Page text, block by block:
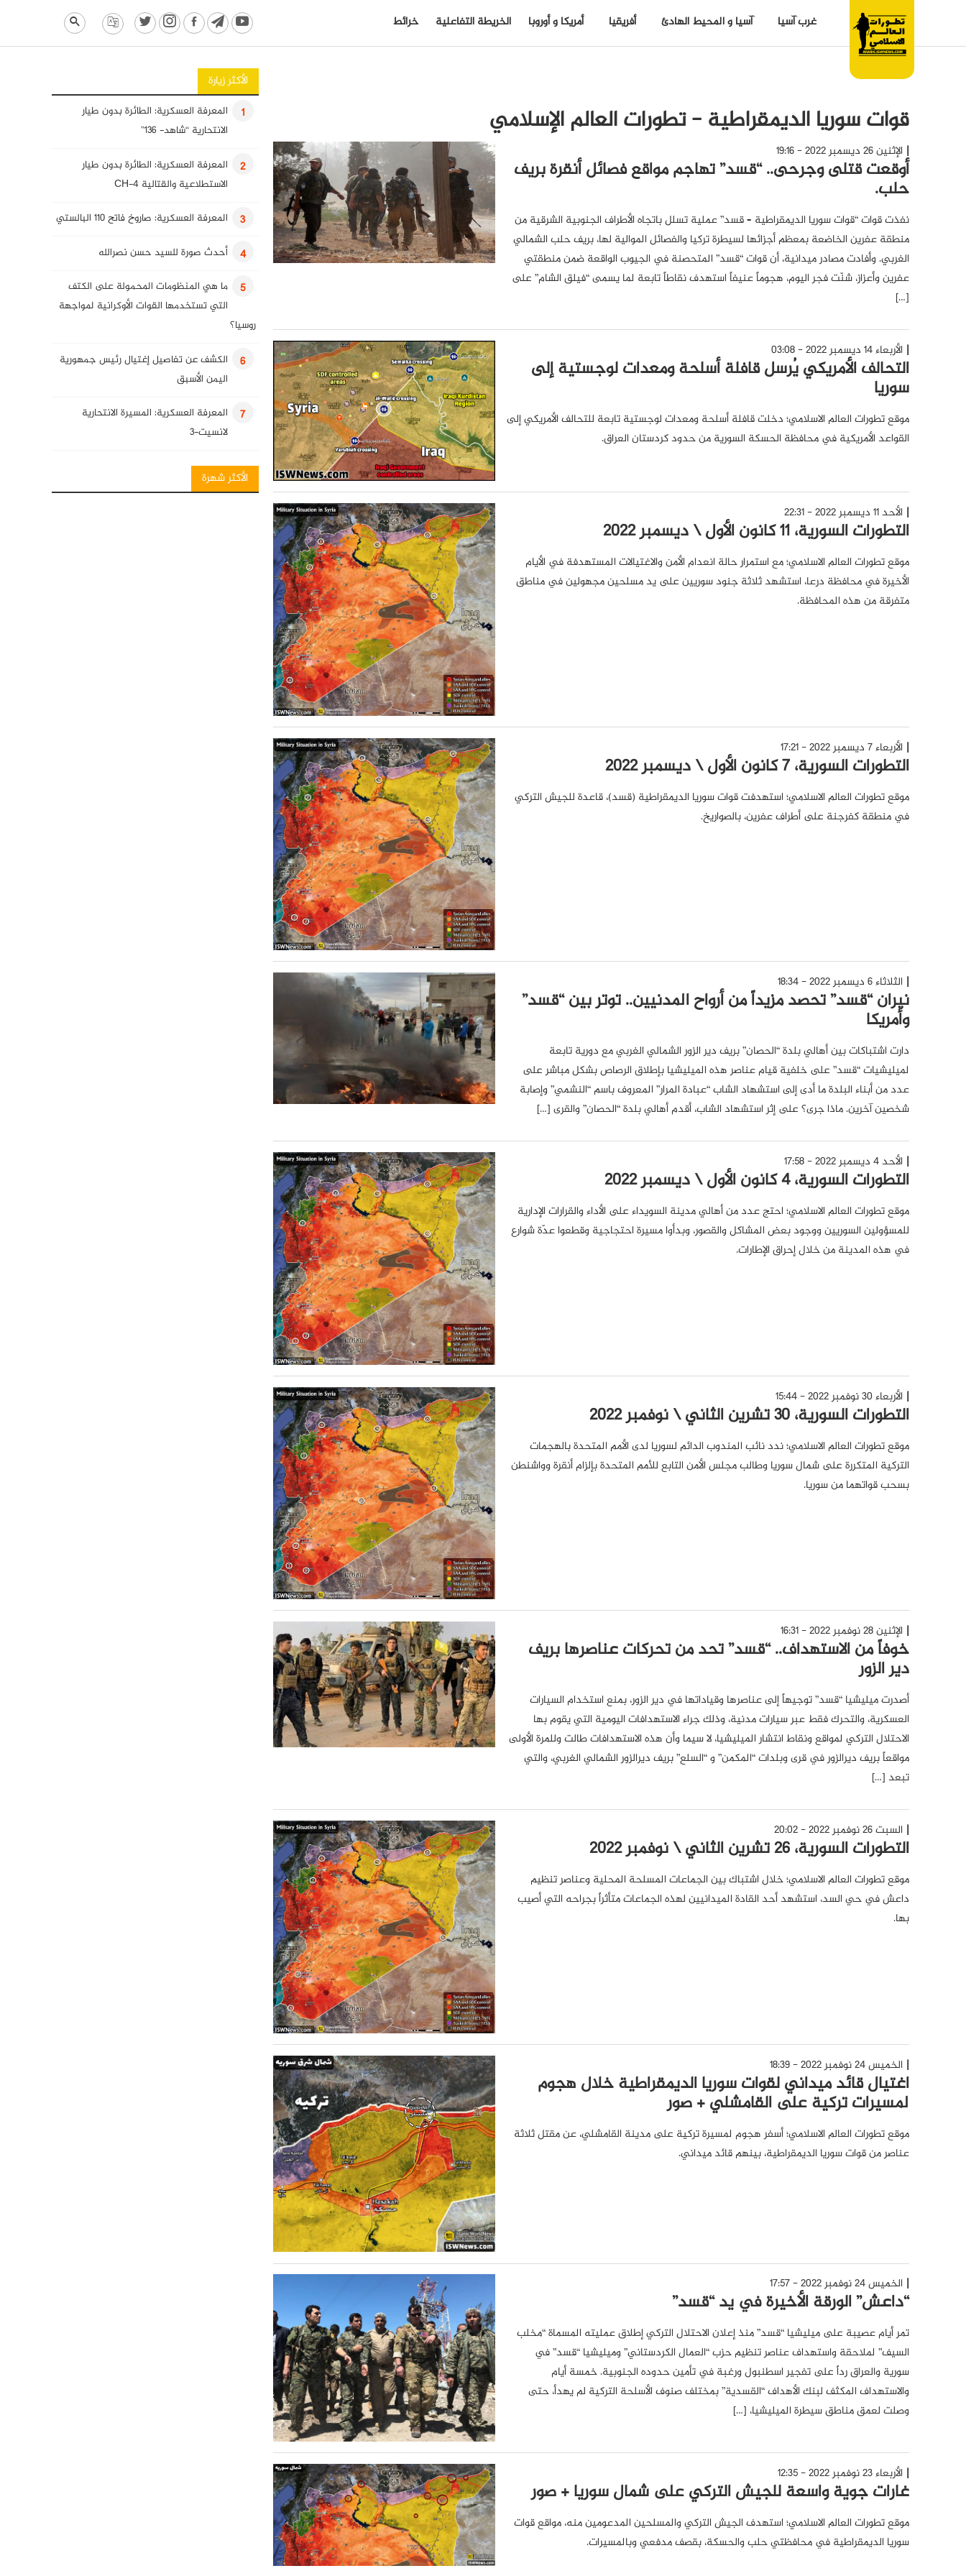
غرب آسيا آسيا و المحيط الهادئ أفريقيا أمريكا و أوروبا الخريطة التفاعلية خرائط
قوات سوريا الديمقراطية - تطورات العالم الإسلامي
الإثنين 26 ديسمبر 2022 - 19:16
أوقعت قتلى وجرحى.. “قسد” تهاجم مواقع فصائل أنقرة بريف
حلب.
نفذت قوات “قوات سوريا الديمقراطية – قسد” عملية تسلل باتجاه الأطراف الجنوبية الشرقية من
منطقة عفرين الخاضعة بمعظم أجزائها لسيطرة تركيا والفصائل الموالية لها، بريف حلب الشمالي
الغربي. وأفادت مصادر ميدانية، أن قوات “قسد” المتحصنة في الجيوب الواقعة ضمن منطقتي
عفرين وأعزاز، شنّت فجر اليوم، هجوماً عنيفاً استهدف نقاطاً تابعة لما يسمى “فيلق الشام” على
[…]
الأربعاء 14 ديسمبر 2022 - 03:08
التحالف الأمريكي يُرسل قافلة أسلحة ومعدات لوجستية إلى
سوريا
موقع تطورات العالم الاسلامي؛ دخلت قافلة أسلحة ومعدات لوجستية تابعة للتحالف الأمريكي إلى
القواعد الأمريكية في محافظة الحسكة السورية من حدود كردستان العراق.
الأحد 11 ديسمبر 2022 - 22:31
التطورات السورية، 11 كانون الأول \ ديسمبر 2022
موقع تطورات العالم الاسلامي؛ مع استمرار حالة انعدام الأمن والاغتيالات المستهدفة في الأيام
الأخيرة في محافظة درعا، استشهد ثلاثة جنود سوريين على يد مسلحين مجهولين في مناطق
متفرقة من هذه المحافظة.
الأربعاء 7 ديسمبر 2022 - 17:21
التطورات السورية، 7 كانون الأول \ ديسمبر 2022
موقع تطورات العالم الاسلامي؛ استهدفت قوات سوريا الديمقراطية (قسد)، قاعدة للجيش التركي
في منطقة كفرجنة على أطراف عفرين، بالصواريخ.
الثلاثاء 6 ديسمبر 2022 - 18:34
نيران “قسد” تحصد مزيداً من أرواح المدنيين.. توتر بين “قسد”
وأمريكا
دارت اشتباكات بين أهالي بلدة “الحصان” بريف دير الزور الشمالي الغربي مع دورية تابعة
لميليشيات “قسد” على خلفية قيام عناصر هذه الميليشيا بإطلاق الرصاص بشكل مباشر على
عدد من أبناء البلدة ما أدى إلى استشهاد الشاب “عبادة المرار” المعروف باسم “النشمي” وإصابة
شخصين آخرين. ماذا جرى؟ على إثر استشهاد الشاب، أقدم أهالي بلدة “الحصان” والقرى […]
الأحد 4 ديسمبر 2022 - 17:58
التطورات السورية، 4 كانون الأول \ ديسمبر 2022
موقع تطورات العالم الاسلامي؛ احتج عدد من أهالي مدينة السويداء على الأداء والقرارات الإدارية
للمسؤولين السوريين ووجود بعض المشاكل والقصور، وبدأوا مسيرة احتجاجية وقطعوا عدّة شوارع
في هذه المدينة من خلال إحراق الإطارات.
الأربعاء 30 نوفمبر 2022 - 15:44
التطورات السورية، 30 تشرين الثاني \ نوفمبر 2022
موقع تطورات العالم الاسلامي؛ ندد نائب المندوب الدائم لسوريا لدى الأمم المتحدة بالهجمات
التركية المتكررة على شمال سوريا وطالب مجلس الأمن التابع للأمم المتحدة بإلزام أنقرة وواشنطن
بسحب قواتهما من سوريا.
الإثنين 28 نوفمبر 2022 - 16:31
خوفاً من الاستهداف.. “قسد” تحد من تحركات عناصرها بريف
دير الزور
أصدرت ميليشيا “قسد” توجيهاً إلى عناصرها وقياداتها في دير الزور، بمنع استخدام السيارات
العسكرية، والتحرك فقط عبر سيارات مدنية، وذلك جراء الاستهدافات اليومية التي يقوم بها
الاحتلال التركي لمواقع ونقاط انتشار الميليشيا، لا سيما وأن هذه الاستهدافات طالت وللمرة الأولى
مواقعاً بريف ديرالزور في قرى وبلدات “المكمن” و “السلع” بريف ديرالزور الشمالي الغربي، والتي
تبعد […]
السبت 26 نوفمبر 2022 - 20:02
التطورات السورية، 26 تشرين الثاني \ نوفمبر 2022
موقع تطورات العالم الاسلامي؛ خلال اشتباك بين الجماعات المسلحة المحلية وعناصر تنظيم
داعش في حي السد، استشهد أحد القادة الميدانيين لهذه الجماعات متأثراً بجراحه التي أصيب
بها.
الخميس 24 نوفمبر 2022 - 18:39
اغتيال قائد ميداني لقوات سوريا الديمقراطية خلال هجوم
لمسيرات تركية على القامشلي + صور
موقع تطورات العالم الاسلامي؛ أسفر هجوم لمسيرة تركية على مدينة القامشلي، عن مقتل ثلاثة
عناصر من قوات سوريا الديمقراطية، بينهم قائد ميداني.
الخميس 24 نوفمبر 2022 - 17:57
“داعش” الورقة الأخيرة في يد “قسد”
تمر أيام عصيبة على ميليشيا “قسد” منذ إعلان الاحتلال التركي إطلاق عمليته المسماة “مخلب
السيف” لملاحقة واستهداف عناصر تنظيم حزب “العمال الكردستاني” وميليشيا “قسد” في
سورية والعراق رداً على تفجير اسطنبول ورغبة في تأمين حدوده الجنوبية. خمسة أيام
والاستهداف المكثف لبنك الأهداف “القسدية” بمختلف صنوف الأسلحة التركية لم يهدأ، حتى
وصلت لعمق مناطق سيطرة الميليشيا، […]
الأربعاء 23 نوفمبر 2022 - 12:35
غارات جوية واسعة للجيش التركي على شمال سوريا + صور
موقع تطورات العالم الاسلامي؛ استهدف الجيش التركي والمسلحين المدعومين منه، مواقع قوات
سوريا الديمقراطية في محافظتي حلب والحسكة، بقصف مدفعي وبالمسيرات.
الأكثر زيارة
1
المعرفة العسكرية: الطائرة بدون طيار
الانتحارية “شاهد- 136”
2
المعرفة العسكرية: الطائرة بدون طيار
الاستطلاعية والقتالية CH-4
3 المعرفة العسكرية: صاروخ فاتح 110 البالستي
4 أحدث صورة للسيد حسن نصرالله
5
ما هي المنظومات المحمولة على الكتف
التي تستخدمها القوات الأوكرانية لمواجهة
روسيا؟
6
الكشف عن تفاصيل إغتيال رئيس جمهورية
اليمن الأسبق
7
المعرفة العسكرية: المسيرة الانتحارية
لانسيت-3
8 انفوغرافيك: فصائل المقاومة العراقية
الأكثر شهرة